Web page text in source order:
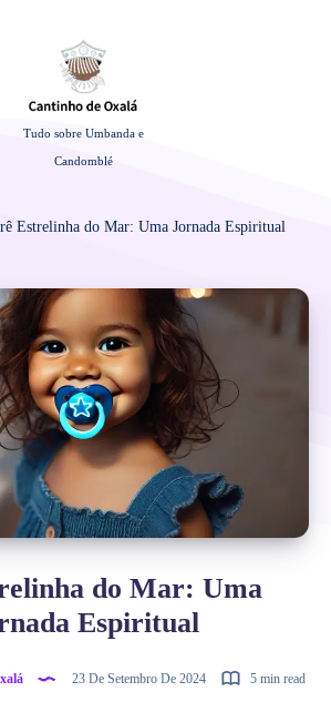
Tudo sobre Umbanda e
Candomblé
Estrelinha do Mar: Uma Jornada Espiritual
do Mar: Uma
Espiritual
23 De Setembro De 2024 5 min read